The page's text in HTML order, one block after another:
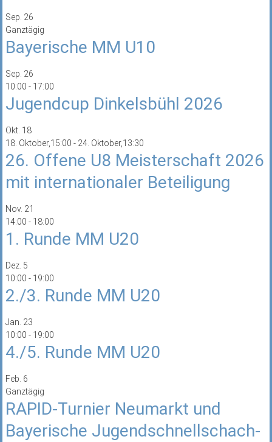
Sep. 26
Ganztägig
Bayerische MM U10
Sep. 26
10:00 - 17:00
Jugendcup Dinkelsbühl 2026
Okt. 18
18. Oktober,15:00 - 24. Oktober,13:30
26. Offene U8 Meisterschaft 2026
mit internationaler Beteiligung
Nov. 21
14:00 - 18:00
1. Runde MM U20
Dez. 5
10:00 - 19:00
2./3. Runde MM U20
Jan. 23
10:00 - 19:00
4./5. Runde MM U20
Feb. 6
Ganztägig
RAPID-Turnier Neumarkt und
Bayerische Jugendschnellschach-